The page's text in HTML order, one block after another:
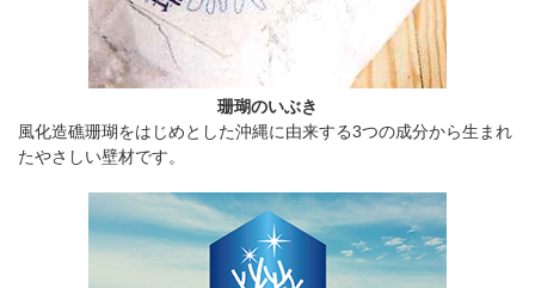
珊瑚のいぶき
風化造礁珊瑚をはじめとした沖縄に由来する3つの成分から生まれ
たやさしい壁材です。